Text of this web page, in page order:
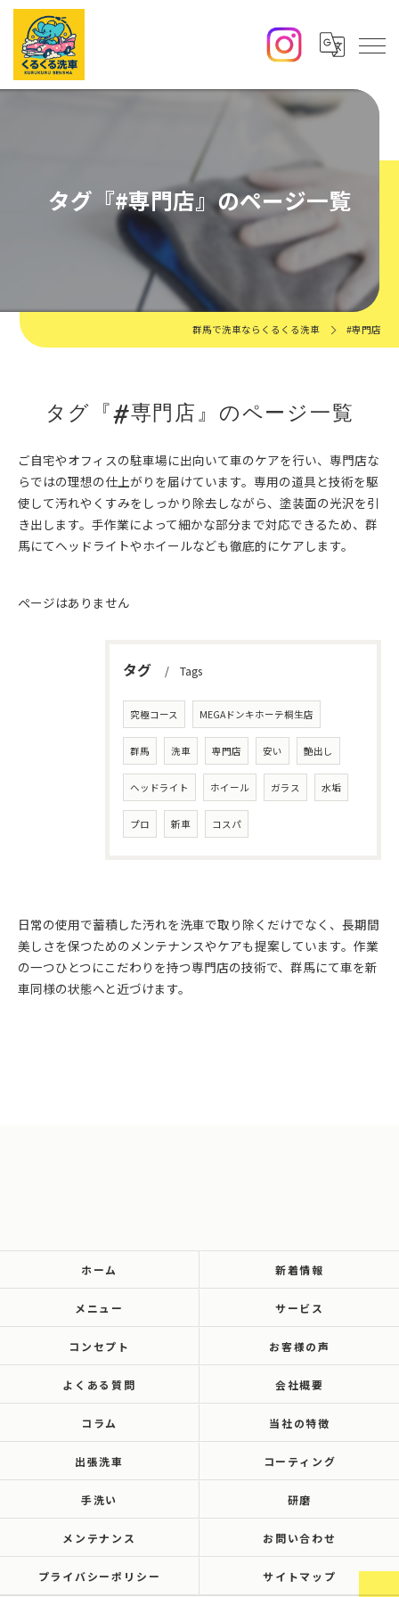
タグ『#専門店』のページ一覧
群馬で洗車ならくるくる洗車 #専門店
タグ『#専門店』のページ一覧
ご自宅やオフィスの駐車場に出向いて車のケアを行い、専門店な
らではの理想の仕上がりを届けています。専用の道具と技術を駆
使して汚れやくすみをしっかり除去しながら、塗装面の光沢を引
き出します。手作業によって細かな部分まで対応できるため、群
馬にてヘッドライトやホイールなども徹底的にケアします。
ページはありません
タグ Tags
究極コース MEGAドンキホーテ桐生店
群馬 洗車 専門店 安い 艶出し
ヘッドライト ホイール ガラス 水垢
プロ 新車 コスパ
日常の使用で蓄積した汚れを洗車で取り除くだけでなく、長期間
美しさを保つためのメンテナンスやケアも提案しています。作業
の一つひとつにこだわりを持つ専門店の技術で、群馬にて車を新
車同様の状態へと近づけます。
ホーム 新着情報
メニュー サービス
コンセプト お客様の声
よくある質問 会社概要
コラム 当社の特徴
出張洗車 コーティング
手洗い 研磨
メンテナンス お問い合わせ
プライバシーポリシー サイトマップ